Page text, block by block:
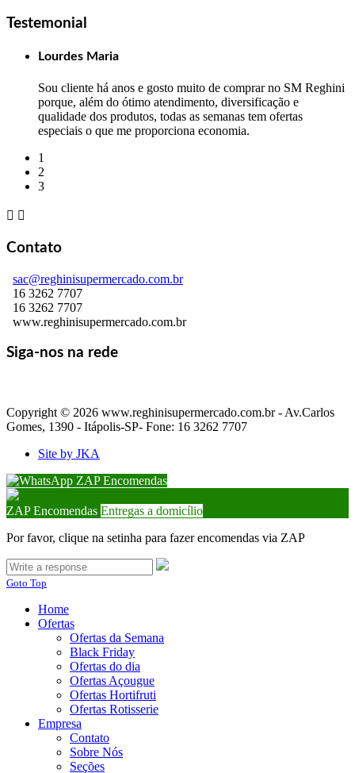
Testemonial
Lourdes Maria
Sou cliente há anos e gosto muito de comprar no SM Reghini
porque, além do ótimo atendimento, diversificação e
qualidade dos produtos, todas as semanas tem ofertas
especiais o que me proporciona economia.
1
2
3
 
Contato
sac@reghinisupermercado.com.br
16 3262 7707
16 3262 7707
www.reghinisupermercado.com.br
Siga-nos na rede
Copyright © 2026 www.reghinisupermercado.com.br - Av.Carlos
Gomes, 1390 - Itápolis-SP- Fone: 16 3262 7707
Site by JKA
ZAP Encomendas
ZAP Encomendas Entregas a domicílio
Por favor, clique na setinha para fazer encomendas via ZAP
Goto Top
Home
Ofertas
Ofertas da Semana
Black Friday
Ofertas do dia
Ofertas Açougue
Ofertas Hortifruti
Ofertas Rotisserie
Empresa
Contato
Sobre Nós
Seções